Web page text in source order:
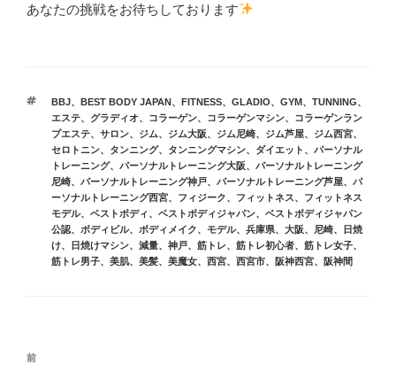
あなたの挑戦をお待ちしております
タ
グ
BBJ、 BEST BODY JAPAN 、 FITNESS、 GLADIO、 GYM 、 TUNNING、
エステ、 グラディオ、 コラーゲン、 コラーゲンマシン、
コラーゲンラン
プエステ、 サロン、 ジム、 ジム大阪、 ジム尼崎、 ジム芦屋、 ジム西宮、
セロトニン、 タンニング、 タンニングマシン、 ダイエット 、 パーソナル
トレーニング、 パーソナルトレーニング大阪、 パーソナルトレーニング
尼崎、 パーソナルトレーニング神戸、 パーソナルトレーニング芦屋、 パ
ーソナルトレーニング西宮、 フィジーク、 フィットネス、
フィットネス
モデル、 ベストボディ、 ベストボディジャパン、 ベストボディジャパン
公認、 ボディビル、 ボディメイク、 モデル、 兵庫県、 大阪、 尼崎、
日焼
け、 日焼けマシン、 減量、 神戸、 筋トレ、 筋トレ初心者、 筋トレ女子、
筋トレ男子、 美肌、 美髪、 美魔女、 西宮、 西宮市、 阪神西宮、 阪神間
投
前
前